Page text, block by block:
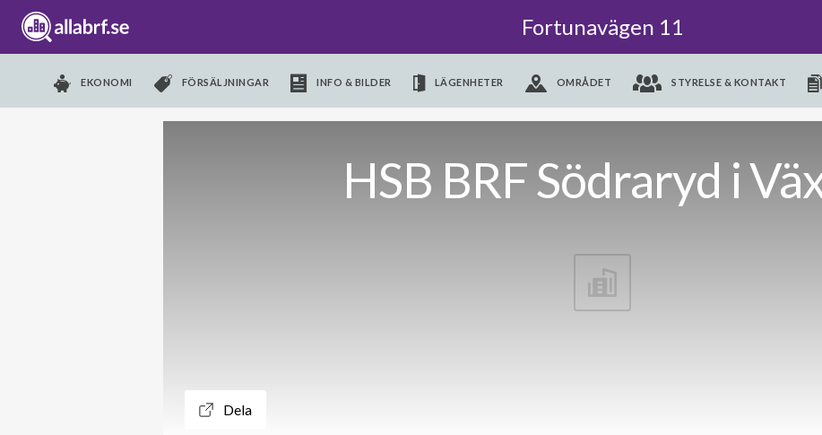
Fortunavägen 11
EKONOMI FÖRSÄLJNINGAR INFO & BILDER LÄGENHETER OMRÅDET STYRELSE & KONTAKT
HSB BRF Södraryd i
Dela